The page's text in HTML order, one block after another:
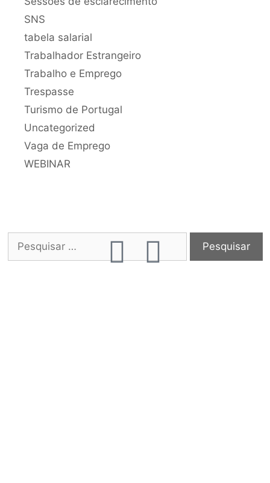
SNS
tabela salarial
Trabalhador Estrangeiro
Trabalho e Emprego
Trespasse
Turismo de Portugal
Uncategorized
Vaga de Emprego
WEBINAR